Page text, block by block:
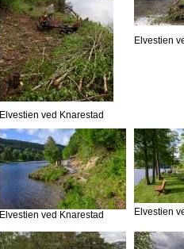
Elvestien ved Knarestad
Elvestien
Elvestien ved Knarestad Elvestien